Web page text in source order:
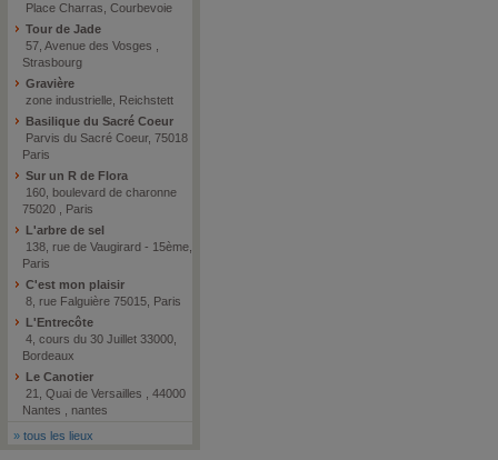
Place Charras, Courbevoie
Tour de Jade
57, Avenue des Vosges ,
Strasbourg
Gravière
zone industrielle, Reichstett
Basilique du Sacré Coeur
Parvis du Sacré Coeur, 75018
Paris
Sur un R de Flora
160, boulevard de charonne
75020 , Paris
L'arbre de sel
138, rue de Vaugirard - 15ème,
Paris
C'est mon plaisir
8, rue Falguière 75015, Paris
L'Entrecôte
4, cours du 30 Juillet 33000,
Bordeaux
Le Canotier
21, Quai de Versailles , 44000
Nantes , nantes
» tous les lieux